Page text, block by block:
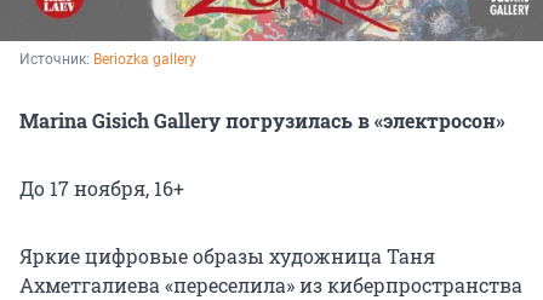
Источник: Beriozka gallery
Marina Gisich Gallery погрузилась в «электросон»
До 17 ноября, 16+
Яркие цифровые образы художница Таня
Ахметгалиева «переселила» из киберпространства